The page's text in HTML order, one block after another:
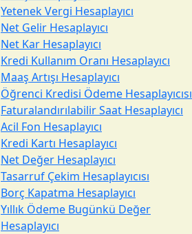
Yetenek Vergi Hesaplayıcı
Net Gelir Hesaplayıcı
Net Kar Hesaplayıcı
Kredi Kullanım Oranı Hesaplayıcı
Maaş Artışı Hesaplayıcı
Öğrenci Kredisi Ödeme Hesaplayıcısı
Faturalandırılabilir Saat Hesaplayıcı
Acil Fon Hesaplayıcı
Kredi Kartı Hesaplayıcı
Net Değer Hesaplayıcı
Tasarruf Çekim Hesaplayıcısı
Borç Kapatma Hesaplayıcı
Yıllık Ödeme Bugünkü Değer
Hesaplayıcı